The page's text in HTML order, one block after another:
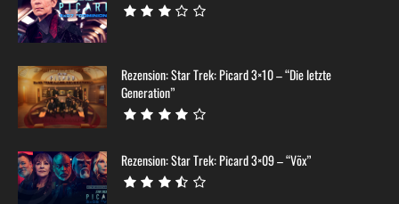
Rezension: Star Trek: Picard 3×10 – “Die letzte
Generation”
Rezension: Star Trek: Picard 3×09 – “Võx”